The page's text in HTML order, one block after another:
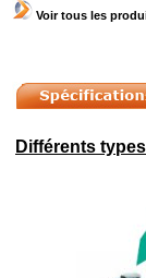
Voir tous les
Différents